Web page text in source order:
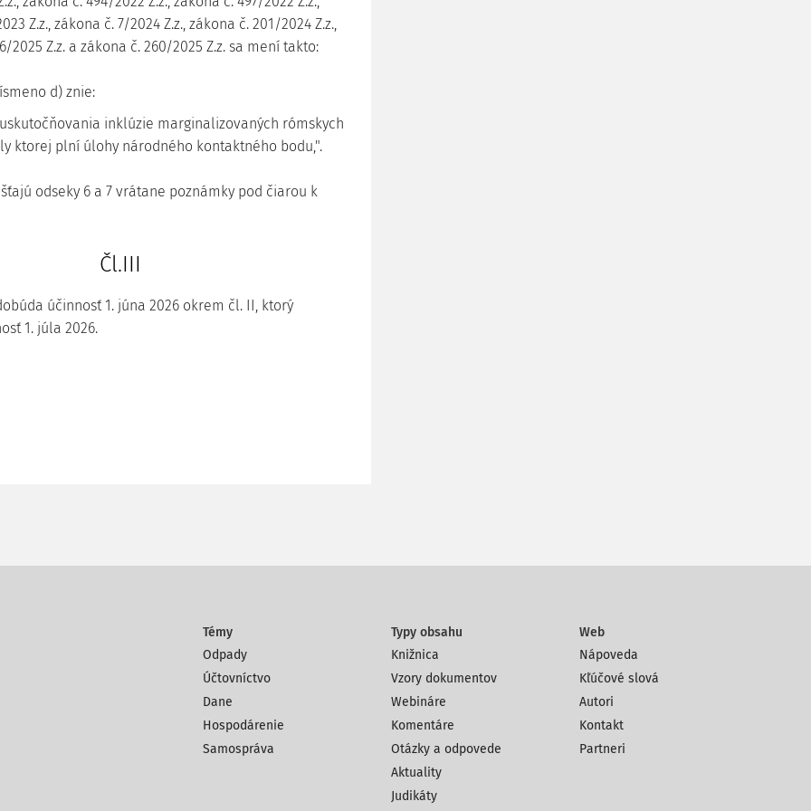
Z.z., zákona č. 7/2024 Z.z., zákona č. 201/2024 Z.z.,
2025 Z.z. a zákona č. 260/2025 Z.z. sa mení takto:
d) znie:
inklúzie marginalizovaných rómskych
ktorej plní úlohy národného kontaktného bodu,".
odseky 6 a 7 vrátane poznámky pod čiarou k
Čl.III
účinnosť 1. júna 2026 okrem čl. II, ktorý
1. júla 2026.
Témy
Odpady
Účtovníctvo
Dane
Hospodárenie
Samospráva
Typy obsahu
Knižnica
Vzory dokumentov
Webináre
Komentáre
Otázky a odpovede
Aktuality
Judikáty
Web
Nápoveda
Kľúčové slová
Autori
Kontakt
Partneri